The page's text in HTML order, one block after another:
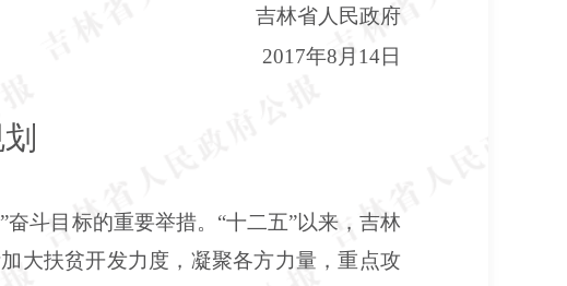
吉林省人民政府
2017年8月14日
奋斗目标的重要举措。“十二五”以来，吉林
大扶贫开发力度，凝聚各方力量，重点攻